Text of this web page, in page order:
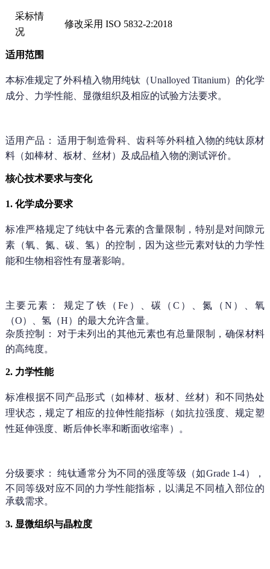
采标情
况
修改采用 ISO 5832-2:2018
适用范围
本标准规定了外科植入物用纯钛 （Unalloyed Titanium）的化学
成分、力学性能、显微组织及相应的试验方法要求。
适用产品： 适用于制造骨科、齿科等外科植入物的纯钛原材
料（如棒材、板材、丝材）及成品植入物的测试评价。
核心技术要求与变化
1. 化学成分要求
标准严格规定了纯钛中各元素的含量限制，特别是对间隙元
素 （氧、氮、碳、氢）的控制，因为这些元素对钛的力学性
能和生物相容性有显著影响。
主要元素： 规定了铁（Fe）、碳（C）、氮（N）、氧
（O）、氢（H）的最大允许含量。
杂质控制： 对于未列出的其他元素也有总量限制，确保材料
的高纯度。
2. 力学性能
标准根据不同产品形式（如棒材、板材、丝材）和不同热处
理状态，规定了相应的拉伸性能指标（如抗拉强度、规定塑
性延伸强度、断后伸长率和断面收缩率）。
分级要求： 纯钛通常分为不同的强度等级（如Grade 1-4），
不同等级对应不同的力学性能指标，以满足不同植入部位的
承载需求。
3. 显微组织与晶粒度